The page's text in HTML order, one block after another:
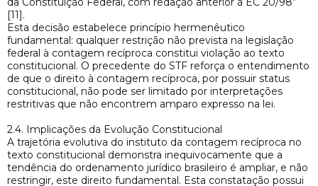
[11].
Esta decisão estabelece princípio hermenêutico
fundamental: qualquer restrição não prevista na legislação
federal à contagem recíproca constitui violação ao texto
constitucional. O precedente do STF reforça o entendimento
de que o direito à contagem recíproca, por possuir status
constitucional, não pode ser limitado por interpretações
restritivas que não encontrem amparo expresso na lei.
2.4. Implicações da Evolução Constitucional
A trajetória evolutiva do instituto da contagem recíproca no
texto constitucional demonstra inequivocamente que a
tendência do ordenamento jurídico brasileiro é ampliar, e não
restringir, este direito fundamental. Esta constatação possui